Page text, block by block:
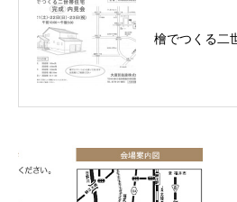
檜でつくる